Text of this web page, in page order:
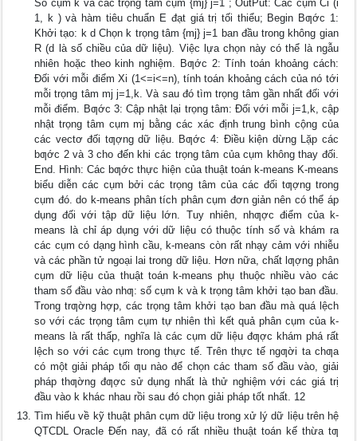
Số cụm k và các trọng tâm cụm {mj} j=1 ; OutPut: Các cụm Ci (i
1, k ) và hàm tiêu chuẩn E đạt giá trị tối thiểu; Begin Bƣớc 1:
Khởi tạo: k d Chọn k trọng tâm {mj} j=1 ban đầu trong không gian
R (d là số chiều của dữ liệu). Việc lựa chọn này có thể là ngẫu
nhiên hoặc theo kinh nghiệm. Bƣớc 2: Tính toán khoảng cách:
Đối với mỗi điểm Xi (1<=i<=n), tính toán khoảng cách của nó tới
mỗi trọng tâm mj j=1,k. Và sau đó tìm trọng tâm gần nhất đối với
mỗi điểm. Bƣớc 3: Cập nhật lại trọng tâm: Đối với mỗi j=1,k, cập
nhật trọng tâm cụm mj bằng các xác định trung bình cộng của
các vectơ đối tƣợng dữ liệu. Bƣớc 4: Điều kiện dừng Lặp các
bƣớc 2 và 3 cho đến khi các trọng tâm của cụm không thay đối.
End. Hình: Các bƣớc thực hiện của thuật toán k-means K-means
biểu diễn các cụm bởi các trọng tâm của các đối tƣợng trong
cụm đó. do k-means phân tích phân cụm đơn giản nên có thể áp
dụng đối với tập dữ liệu lớn. Tuy nhiên, nhƣợc điểm của k-
means là chỉ áp dụng với dữ liệu có thuộc tính số và khám ra
các cụm có dạng hình cầu, k-means còn rất nhạy cảm với nhiễu
và các phần tử ngoại lai trong dữ liệu. Hơn nữa, chất lƣợng phân
cụm dữ liệu của thuật toán k-means phụ thuộc nhiều vào các
tham số đầu vào nhƣ: số cụm k và k trọng tâm khởi tạo ban đầu.
Trong trƣờng hợp, các trọng tâm khởi tạo ban đầu mà quá lệch
so với các trọng tâm cụm tự nhiên thì kết quả phân cụm của k-
means là rất thấp, nghĩa là các cụm dữ liệu đƣợc khám phá rất
lệch so với các cụm trong thực tế. Trên thực tế ngƣời ta chƣa
có một giải pháp tối ƣu nào để chọn các tham số đầu vào, giải
pháp thƣờng đƣợc sử dụng nhất là thử nghiệm với các giá trị
đầu vào k khác nhau rồi sau đó chọn giải pháp tốt nhất. 12
Tìm hiểu về kỹ thuật phân cụm dữ liệu trong xử lý dữ liệu trên hệ
QTCDL Oracle Đến nay, đã có rất nhiều thuật toán kế thừa tƣ